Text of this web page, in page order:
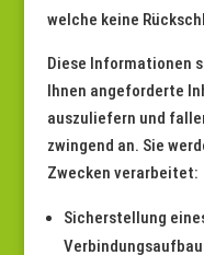
welche keine
Diese Informationen
Ihnen angeforderte
auszuliefern und
zwingend an. Sie
Zwecken verarbeitet:
Sicherstellung